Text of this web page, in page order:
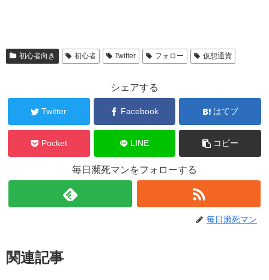
初心者向き 初心者 Twitter フォロー 仮想通貨
シェアする
Twitter Facebook はてブ
Pocket LINE コピー
毎日瀕死マンをフォローする
毎日瀕死マン
関連記事